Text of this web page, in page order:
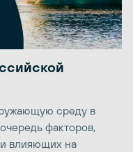
среду в
факторов,
влияющих на